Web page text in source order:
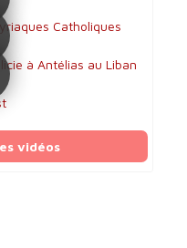
Catholiques
à Antélias au Liban
vidéos